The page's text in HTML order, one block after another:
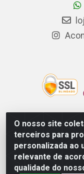
O nosso site
terceiros para
personalizada ao
relevante de
qualidade do
Mauricéa
S/N - Zona Rural
-